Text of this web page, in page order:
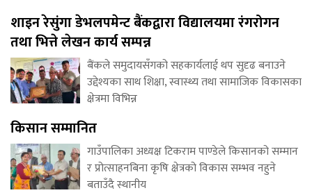
शाइन रेसुंगा डेभलपमेन्ट बैंकद्वारा विद्यालयमा रंगरोगन
तथा भित्ते लेखन कार्य सम्पन्न
बैंकले समुदायसँगको सहकार्यलाई थप सुदृढ बनाउने
उद्देश्यका साथ शिक्षा, स्वास्थ्य तथा सामाजिक विकासका
क्षेत्रमा विभिन्न
किसान सम्मानित
गाउँपालिका अध्यक्ष टिकराम पाण्डेले किसानको सम्मान
र प्रोत्साहनबिना कृषि क्षेत्रको विकास सम्भव नहुने
बताउँदै स्थानीय